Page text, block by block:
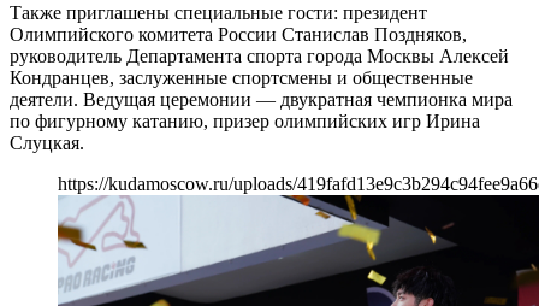
Также приглашены специальные гости: президент
Олимпийского комитета России Станислав Поздняков,
руководитель Департамента спорта города Москвы Алексей
Кондранцев, заслуженные спортсмены и общественные
деятели. Ведущая церемонии — двукратная чемпионка мира
по фигурному катанию, призер олимпийских игр Ирина
Слуцкая.
https://kudamoscow.ru/uploads/